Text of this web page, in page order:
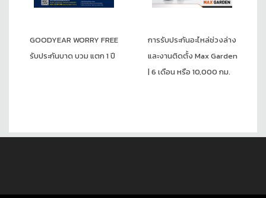
GOODYEAR WORRY FREE
รับประกันบาด บวม แตก 1 ปี
การรับประกันอะไหล่ช่วงล่าง
และงานติดตั้ง Max Garden
| 6 เดือน หรือ 10,000 กม.